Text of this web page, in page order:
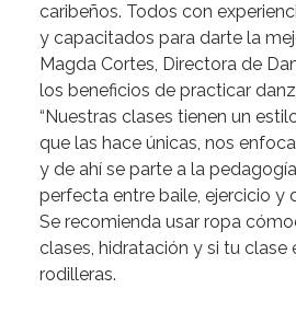
caribeños. Todos con
y capacitados para darte la
Magda Cortes, Directora de
los beneficios de practicar
“Nuestras clases tienen un
que las hace únicas, nos
y de ahí se parte a la
perfecta entre baile, ejercicio y
Se recomienda usar ropa
clases, hidratación y si tu clase
rodilleras.